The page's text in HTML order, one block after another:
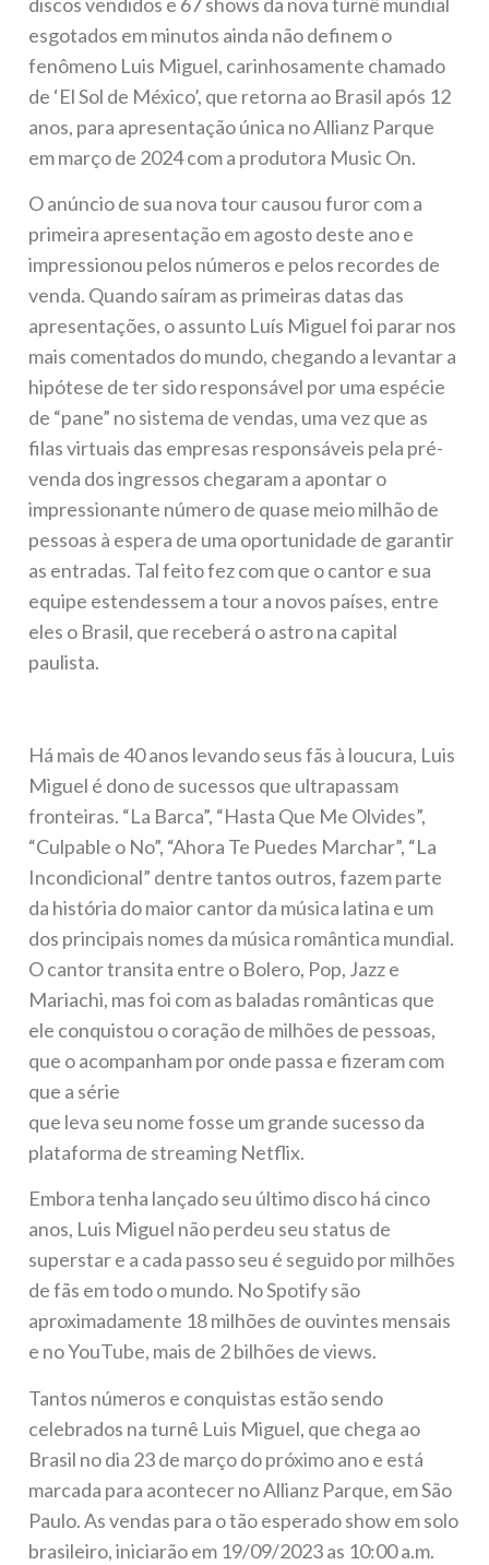
esgotados em minutos ainda não definem o
fenômeno Luis Miguel, carinhosamente chamado
de ‘El Sol de México’, que retorna ao Brasil após 12
anos, para apresentação única no Allianz Parque
em março de 2024 com a produtora Music On.
O anúncio de sua nova tour causou furor com a
primeira apresentação em agosto deste ano e
impressionou pelos números e pelos recordes de
venda. Quando saíram as primeiras datas das
apresentações, o assunto Luís Miguel foi parar nos
mais comentados do mundo, chegando a levantar a
hipótese de ter sido responsável por uma espécie
de “pane” no sistema de vendas, uma vez que as
filas virtuais das empresas responsáveis pela pré-
venda dos ingressos chegaram a apontar o
impressionante número de quase meio milhão de
pessoas à espera de uma oportunidade de garantir
as entradas. Tal feito fez com que o cantor e sua
equipe estendessem a tour a novos países, entre
eles o Brasil, que receberá o astro na capital
paulista.
Há mais de 40 anos levando seus fãs à loucura, Luis
Miguel é dono de sucessos que ultrapassam
fronteiras. “La Barca”, “Hasta Que Me Olvides”,
“Culpable o No”, “Ahora Te Puedes Marchar”, “La
Incondicional” dentre tantos outros, fazem parte
da história do maior cantor da música latina e um
dos principais nomes da música romântica mundial.
O cantor transita entre o Bolero, Pop, Jazz e
Mariachi, mas foi com as baladas românticas que
ele conquistou o coração de milhões de pessoas,
que o acompanham por onde passa e fizeram com
que a série
que leva seu nome fosse um grande sucesso da
plataforma de streaming Netflix.
Embora tenha lançado seu último disco há cinco
anos, Luis Miguel não perdeu seu status de
superstar e a cada passo seu é seguido por milhões
de fãs em todo o mundo. No Spotify são
aproximadamente 18 milhões de ouvintes mensais
e no YouTube, mais de 2 bilhões de views.
Tantos números e conquistas estão sendo
celebrados na turnê Luis Miguel, que chega ao
Brasil no dia 23 de março do próximo ano e está
marcada para acontecer no Allianz Parque, em São
Paulo. As vendas para o tão esperado show em solo
brasileiro, iniciarão em 19/09/2023 as 10:00 a.m.